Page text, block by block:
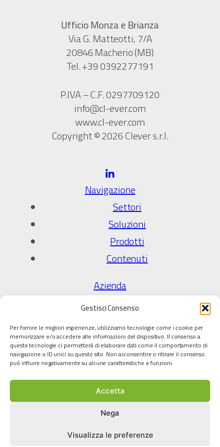
Gestisci Consenso
Per fornire le migliori esperienze, utilizziamo tecnologie come i cookie per
memorizzare e/o accedere alle informazioni del dispositivo. Il consenso a
queste tecnologie ci permetterà di elaborare dati come il comportamento di
navigazione o ID unici su questo sito. Non acconsentire o ritirare il consenso
può influire negativamente su alcune caratteristiche e funzioni.
Accetta
Nega
Visualizza le preferenze
Ufficio Monza e Brianza
Via G. Matteotti, 7/A
20846 Macherio (MB)
Tel. +39 0392277191
P.IVA – C.F. 0297709120
info@cl-ever.com
www.cl-ever.com
Copyright © 2026 Clever s.r.l.
Navigazione
Settori
Soluzioni
Prodotti
Contenuti
Azienda
Chi Siamo
Partner tecnologici
Scarica cataloghi
Legale
Privacy Policy
Cookie policy